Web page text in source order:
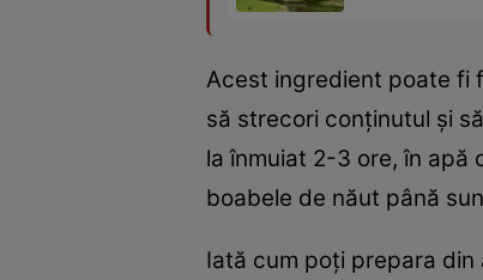
Acest ingredient poate fi
să strecori conţinutul şi
la înmuiat 2-3 ore, în apă
boabele de năut până
Iată cum poţi prepara